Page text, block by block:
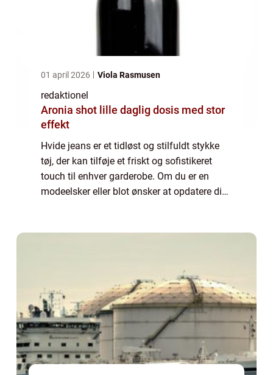
01 april 2026 Viola Rasmusen
redaktionel
Aronia shot lille daglig dosis med stor
effekt
Hvide jeans er et tidløst og stilfuldt stykke
tøj, der kan tilføje et friskt og sofistikeret
touch til enhver garderobe. Om du er en
modeelsker eller blot ønsker at opdatere din